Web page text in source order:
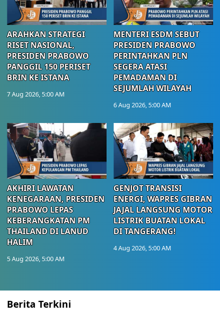
ARAHKAN STRATEGI
RISET NASIONAL,
PRESIDEN PRABOWO
PANGGIL 150 PERISET
BRIN KE ISTANA
7 Aug 2026, 5:00 AM
MENTERI ESDM SEBUT
PRESIDEN PRABOWO
PERINTAHKAN PLN
SEGERA ATASI
PEMADAMAN DI
SEJUMLAH WILAYAH
6 Aug 2026, 5:00 AM
AKHIRI LAWATAN
KENEGARAAN, PRESIDEN
PRABOWO LEPAS
KEBERANGKATAN PM
THAILAND DI LANUD
HALIM
5 Aug 2026, 5:00 AM
GENJOT TRANSISI
ENERGI, WAPRES GIBRAN
JAJAL LANGSUNG MOTOR
LISTRIK BUATAN LOKAL
DI TANGERANG!
4 Aug 2026, 5:00 AM
Berita Terkini